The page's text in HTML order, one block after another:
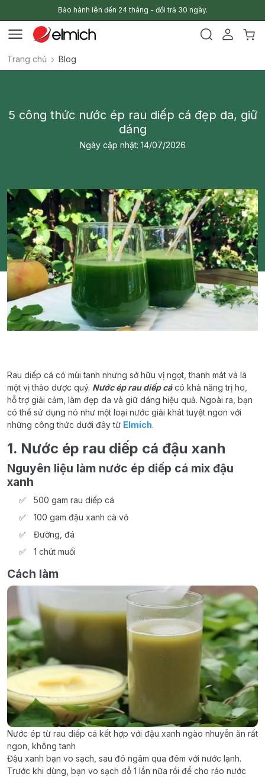
Bảo hành lên đến 24 tháng - đổi trả 30 ngày.
Trang chủ Blog
5 công thức nước ép rau diếp cá đẹp da, giữ
dáng
Ngày cập nhật: 14/07/2026
Rau diếp cá có mùi tanh nhưng sở hữu vị ngọt, thanh mát và là
một vị thảo dược quý. Nước ép rau diếp cácó khả năng trị ho,
hỗ trợ giải cảm, làm đẹp da và giữ dáng hiệu quả. Ngoài ra, bạn
có thể sử dụng nó như một loại nước giải khát tuyệt ngon với
những công thức dưới đây từ Elmich.
1. Nước ép rau diếp cá đậu xanh
Nguyên liệu làm nước ép diếp cá mix đậu
xanh
500 gam rau diếp cá
100 gam đậu xanh cà vỏ
Đường, đá
1 chút muối
Cách làm
Nước ép từ rau diếp cá kết hợp với đậu xanh ngào nhuyễn ăn rất
ngon, không tanh
Đậu xanh bạn vo sạch, sau đó ngâm qua đêm với nước lạnh.
Trước khi dùng, bạn vo sạch đỗ 1 lần nữa rồi để cho ráo nước